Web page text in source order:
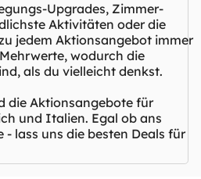
Upgrades, Zimmer-
Aktivitäten oder die
jedem Aktionsangebot immer
wodurch die
als du vielleicht denkst.
die Aktionsangebote für
und Italien. Egal ob ans
- lass uns die besten Deals für